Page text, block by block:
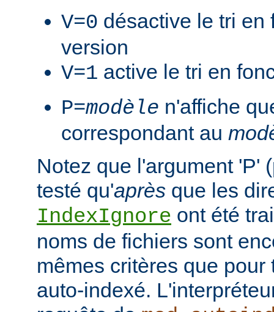
V=0 désactive le tri en
version
V=1 active le tri en
P=modèle n'affiche
correspondant au
Notez que l'argument 'P'
testé qu'après que les
IndexIgnore ont été
noms de fichiers sont
mêmes critères que pour
auto-indexé.